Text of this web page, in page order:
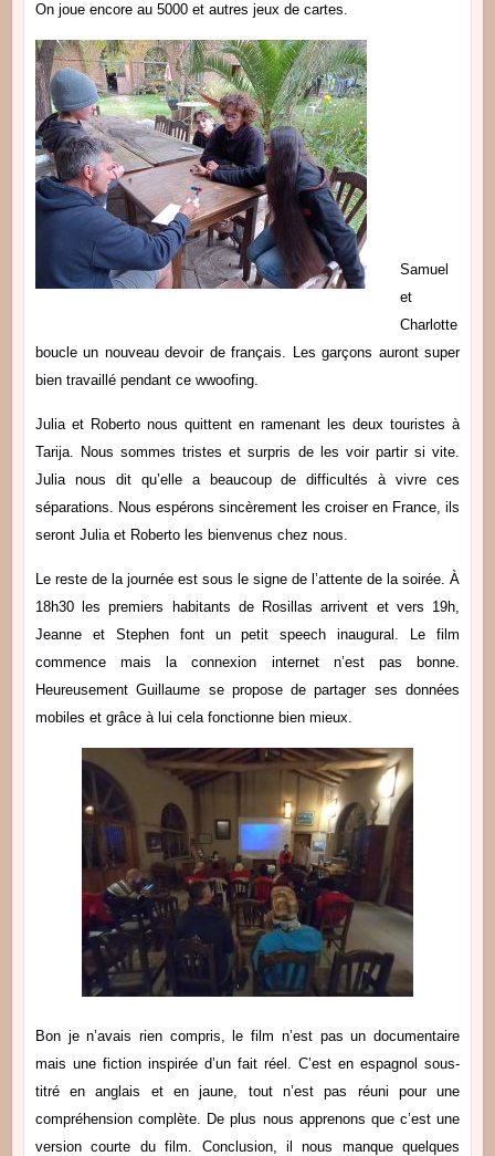
On joue encore au 5000 et autres jeux de cartes.
Samuel
et
Charlotte
boucle un nouveau devoir de français. Les garçons auront super
bien travaillé pendant ce wwoofing.
Julia et Roberto nous quittent en ramenant les deux touristes à
Tarija. Nous sommes tristes et surpris de les voir partir si vite.
Julia nous dit qu’elle a beaucoup de difficultés à vivre ces
séparations. Nous espérons sincèrement les croiser en France, ils
seront Julia et Roberto les bienvenus chez nous.
Le reste de la journée est sous le signe de l’attente de la soirée. À
18h30 les premiers habitants de Rosillas arrivent et vers 19h,
Jeanne et Stephen font un petit speech inaugural. Le film
commence mais la connexion internet n’est pas bonne.
Heureusement Guillaume se propose de partager ses données
mobiles et grâce à lui cela fonctionne bien mieux.
Bon je n’avais rien compris, le film n’est pas un documentaire
mais une fiction inspirée d’un fait réel. C’est en espagnol sous-
titré en anglais et en jaune, tout n’est pas réuni pour une
compréhension complète. De plus nous apprenons que c’est une
version courte du film. Conclusion, il nous manque quelques